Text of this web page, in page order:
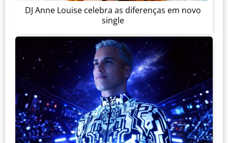
DJ Anne Louise celebra as diferenças em novo
single